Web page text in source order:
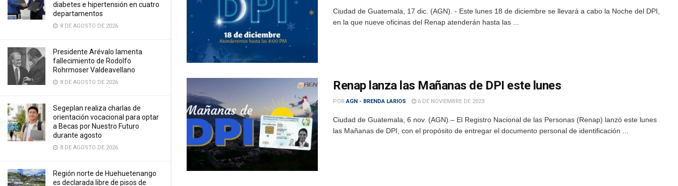
diabetes e hipertensión en cuatro
departamentos
8 DE AGOSTO DE 2026
Presidente Arévalo lamenta
fallecimiento de Rodolfo
Rohrmoser Valdeavellano
8 DE AGOSTO DE 2026
Segeplan realiza charlas de
orientación vocacional para optar
a Becas por Nuestro Futuro
durante agosto
8 DE AGOSTO DE 2026
Región norte de Huehuetenango
es declarada libre de pisos de
Ciudad de Guatemala, 17 dic. (AGN). - Este lunes 18 de diciembre se llevará a cabo la Noche del DPI,
en la que nueve oficinas del Renap atenderán hasta las ...
Renap lanza las Mañanas de DPI este lunes
POR AGN - BRENDA LARIOS 6 DE NOVIEMBRE DE 2023
Ciudad de Guatemala, 6 nov. (AGN).– El Registro Nacional de las Personas (Renap) lanzó este lunes
las Mañanas de DPI, con el propósito de entregar el documento personal de identificación ...